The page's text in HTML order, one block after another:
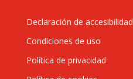
Declaración de accesibilidad
Condiciones de uso
Política de privacidad